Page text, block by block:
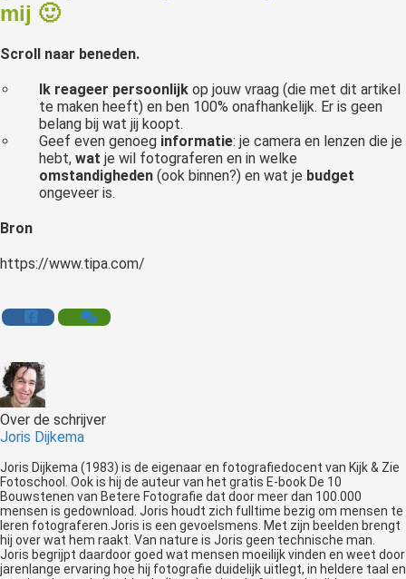
mij 🙂
Scroll naar beneden.
Ik reageer persoonlijk op jouw vraag (die met dit artikel
te maken heeft) en ben 100% onafhankelijk. Er is geen
belang bij wat jij koopt.
Geef even genoeg informatie: je camera en lenzen die je
hebt,wat je wil fotograferen en in welke
omstandigheden (ook binnen?) en wat je budget
ongeveer is.
Bron
https://www.tipa.com/
Over de schrijver
Joris Dijkema
Joris Dijkema (1983) is de eigenaar en fotografiedocent van Kijk & Zie
Fotoschool. Ook is hij de auteur van het gratis E-book De 10
Bouwstenen van Betere Fotografie dat door meer dan 100.000
mensen is gedownload. Joris houdt zich fulltime bezig om mensen te
leren fotograferen.Joris is een gevoelsmens. Met zijn beelden brengt
hij over wat hem raakt. Van nature is Joris geen technische man.
Joris begrijpt daardoor goed wat mensen moeilijk vinden en weet door
jarenlange ervaring hoe hij fotografie duidelijk uitlegt, in heldere taal en